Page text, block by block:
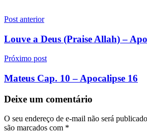
Navegação
de
Post anterior
Louve a Deus (Praise Allah) –
Próximo post
Mateus Cap. 10 – Apocalipse 16
Deixe um comentário
O seu endereço de e-mail não será
são marcados com *